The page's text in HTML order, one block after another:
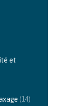
et
(14)